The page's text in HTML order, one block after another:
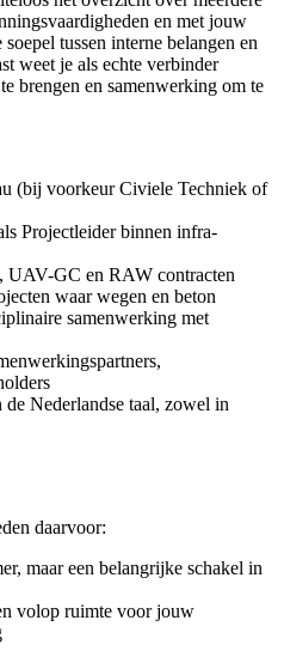
en met jouw
tussen interne belangen en
weet je als echte verbinder
brengen en samenwerking om te
(bij voorkeur Civiele Techniek of
Projectleider binnen infra-
UAV-GC en RAW contracten
waar wegen en beton
samenwerking met
Nederlandse taal, zowel in
daarvoor:
maar een belangrijke schakel in
volop ruimte voor jouw